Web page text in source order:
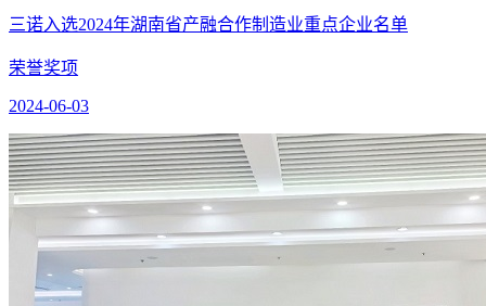
三诺入选2024年湖南省产融合作制造业重点企业名单
荣誉奖项
2024-06-03